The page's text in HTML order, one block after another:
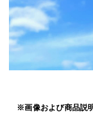
※画像および商品説